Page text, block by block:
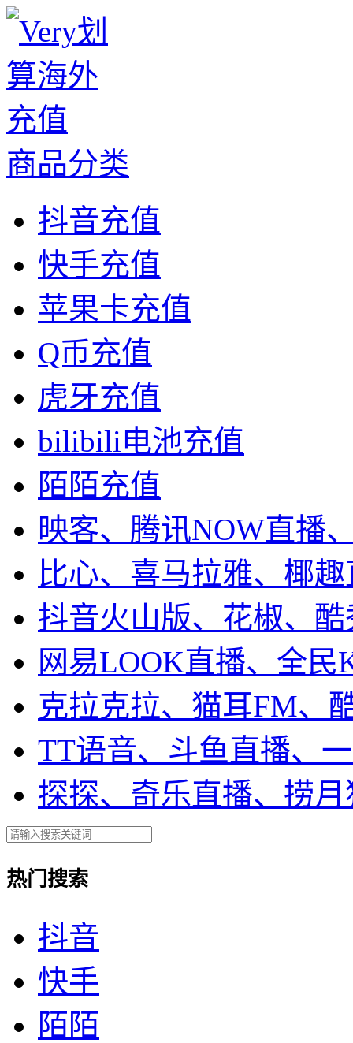
商品分类
抖音充值
快手充值
苹果卡充值
Q币充值
虎牙充值
bilibili电池充值
陌陌充值
映客、腾讯NOW直播
比心、喜马拉雅、椰
抖音火山版、花椒、
网易LOOK直播、全民
克拉克拉、猫耳FM、
TT语音、斗鱼直播、
探探、奇乐直播、捞月
热门搜索
抖音
快手
陌陌